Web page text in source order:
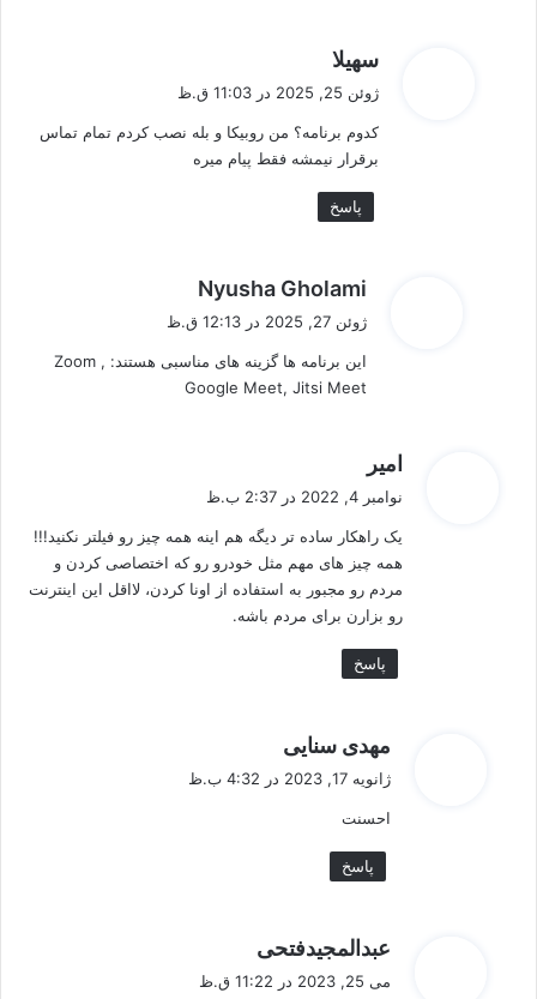
سهیلا
ف
:
ژوئن 25, 2025 در 11:03 ق.ظ
کدوم برنامه؟ من روبیکا و بله نصب کردم تمام تماس
برقرار نیمشه فقط پیام میره
پاسخ
Nyusha Gholami
:
ژوئن 27, 2025 در 12:13 ق.ظ
این برنامه ها گزینه های مناسبی هستند: Zoom ,
Google Meet, Jitsi Meet
امیر
:
نوامبر 4, 2022 در 2:37 ب.ظ
یک راهکار ساده تر دیگه هم اینه همه چیز رو فیلتر نکنید!!!
همه چیز های مهم مثل خودرو رو که اختصاصی کردن و
مردم رو مجبور به استفاده از اونا کردن، لااقل این اینترنت
رو بزارن برای مردم باشه.
پاسخ
مهدی سنایی
ژانویه 17, 2023 در 4:32 ب.ظ
احسنت
پاسخ
عبدالمجیدفتحی
می 25, 2023 در 11:22 ق.ظ